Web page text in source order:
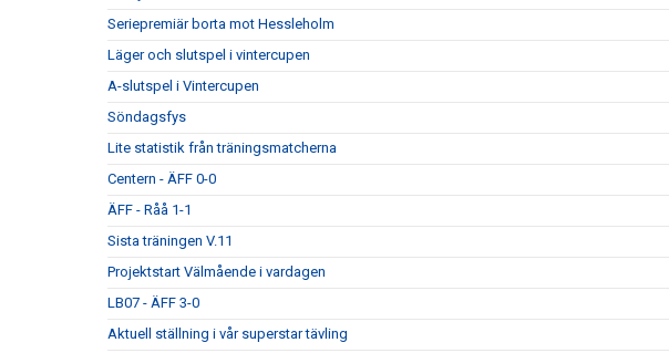
Seriepremiär borta mot Hessleholm
Läger och slutspel i vintercupen
A-slutspel i Vintercupen
Söndagsfys
Lite statistik från träningsmatcherna
Centern - ÄFF 0-0
ÄFF - Råå 1-1
Sista träningen V.11
Projektstart Välmående i vardagen
LB07 - ÄFF 3-0
Aktuell ställning i vår superstar tävling